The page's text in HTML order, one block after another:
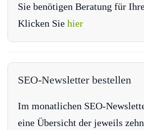
Sie benötigen Beratung für
Klicken Sie hier
SEO-Newsletter bestellen
Im monatlichen SEO-
eine Übersicht der jeweils